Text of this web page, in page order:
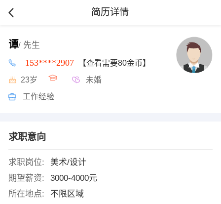
简历详情
谭/ 先生
153****2907 【查看需要80金币】
23岁 未婚
工作经验
求职意向
求职岗位:
美术/设计
期望薪资:
3000-4000元
所在地点:
不限区域